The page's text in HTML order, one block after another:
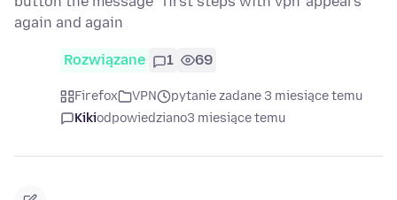
again and again
Rozwiązane 1 69
Firefox VPN
pytanie zadane 3 miesiące temu
Kikiodpowiedziano3 miesiące temu